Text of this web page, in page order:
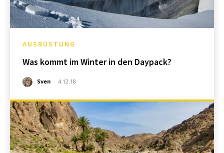
AUSRÜSTUNG
Was kommt im Winter in den Daypack?
Sven - 4.12.18